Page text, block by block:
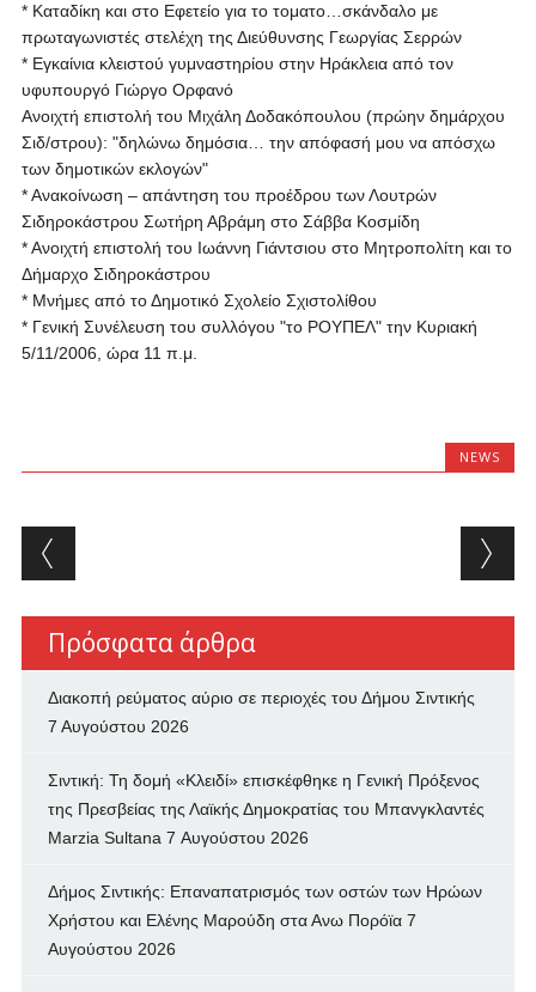
* Καταδίκη και στο Εφετείο για το τοματο…σκάνδαλο με
πρωταγωνιστές στελέχη της Διεύθυνσης Γεωργίας Σερρών
* Εγκαίνια κλειστού γυμναστηρίου στην Ηράκλεια από τον
υφυπουργό Γιώργο Ορφανό
Ανοιχτή επιστολή του Μιχάλη Δοδακόπουλου (πρώην δημάρχου
Σιδ/στρου): "δηλώνω δημόσια… την απόφασή μου να απόσχω
των δημοτικών εκλογών"
* Ανακοίνωση – απάντηση του προέδρου των Λουτρών
Σιδηροκάστρου Σωτήρη Αβράμη στο Σάββα Κοσμίδη
* Ανοιχτή επιστολή του Ιωάννη Γιάντσιου στο Μητροπολίτη και το
Δήμαρχο Σιδηροκάστρου
* Μνήμες από το Δημοτικό Σχολείο Σχιστολίθου
* Γενική Συνέλευση του συλλόγου "το ΡΟΥΠΕΛ" την Κυριακή
5/11/2006, ώρα 11 π.μ.
NEWS
Post navigation
Πρόσφατα άρθρα
Διακοπή ρεύματος αύριο σε περιοχές του Δήμου Σιντικής
7 Αυγούστου 2026
Σιντική: Τη δομή «Κλειδί» επισκέφθηκε η Γενική Πρόξενος
της Πρεσβείας της Λαϊκής Δημοκρατίας του Μπανγκλαντές
Marzia Sultana 7 Αυγούστου 2026
Δήμος Σιντικής: Επαναπατρισμός των oστών των Ηρώων
Χρήστου και Ελένης Μαρούδη στα Ανω Πορόϊα 7
Αυγούστου 2026